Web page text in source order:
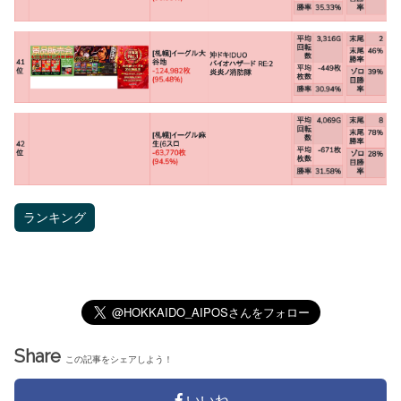
ランキング
Share この記事をシェアしよう！